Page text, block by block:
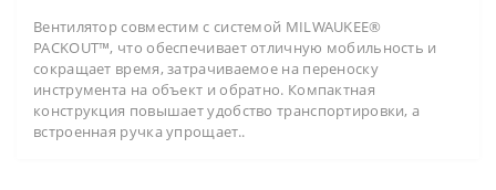
Вентилятор совместим с системой MILWAUKEE®
PACKOUT™, что обеспечивает отличную мобильность и
сокращает время, затрачиваемое на переноску
инструмента на объект и обратно. Компактная
конструкция повышает удобство транспортировки, а
встроенная ручка упрощает..